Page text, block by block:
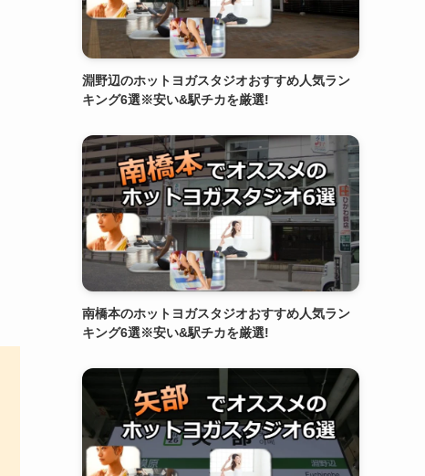
淵野辺のホットヨガスタジオおすすめ人気ラン
キング6選※安い&駅チカを厳選!
南橋本のホットヨガスタジオおすすめ人気ラン
キング6選※安い&駅チカを厳選!